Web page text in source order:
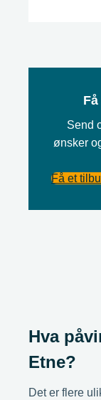
Send
ønsker
Få et
Hva
Etne?
Det er flere